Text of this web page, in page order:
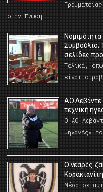
στην Ένωση …
Συμβούλιο;
σελίδες
Τελικά,
είναι
ΑΟ
τεχνική
Ο ΑΟ
μηχανές»
O νεαρός
Μέσα σε